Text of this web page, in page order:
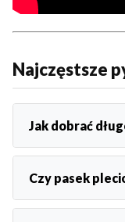
Najczęstsze
Jak dobrać
Czy pasek